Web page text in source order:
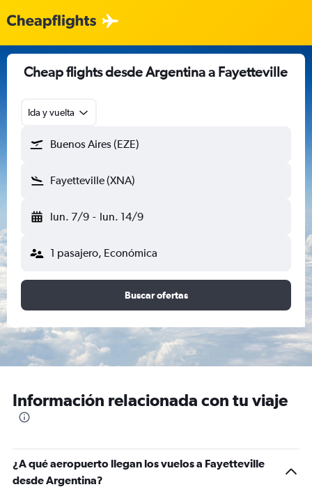
Cheap flights desde Argentina a Fayetteville
Ida y vuelta
Buenos Aires (EZE)
Fayetteville (XNA)
lun. 7/9 - lun. 14/9
1 pasajero, Económica
Buscar ofertas
Información relacionada con tu viaje
¿A qué aeropuerto llegan los vuelos a Fayetteville
desde Argentina?